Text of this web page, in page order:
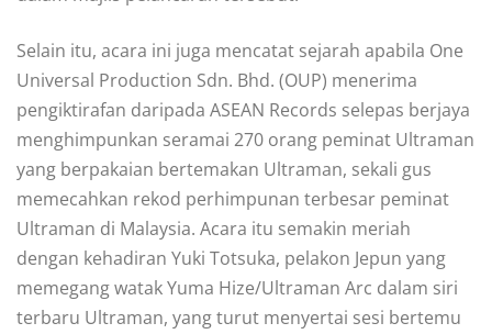
Selain itu, acara ini juga mencatat sejarah apabila One
Universal Production Sdn. Bhd. (OUP) menerima
pengiktirafan daripada ASEAN Records selepas berjaya
menghimpunkan seramai 270 orang peminat Ultraman
yang berpakaian bertemakan Ultraman, sekali gus
memecahkan rekod perhimpunan terbesar peminat
Ultraman di Malaysia. Acara itu semakin meriah
dengan kehadiran Yuki Totsuka, pelakon Jepun yang
memegang watak Yuma Hize/Ultraman Arc dalam siri
terbaru Ultraman, yang turut menyertai sesi bertemu